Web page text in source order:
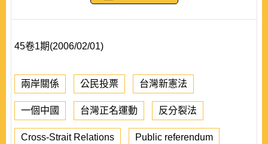
45卷1期(2006/02/01)
兩岸關係 公民投票 台灣新憲法
一個中國 台灣正名運動 反分裂法
Cross-Strait Relations Public referendum